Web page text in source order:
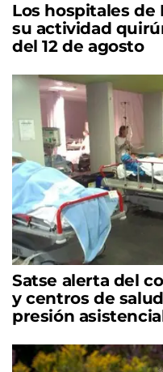
Los hospitales de
su actividad
del 12 de agosto
Satse alerta del
y centros de
presión